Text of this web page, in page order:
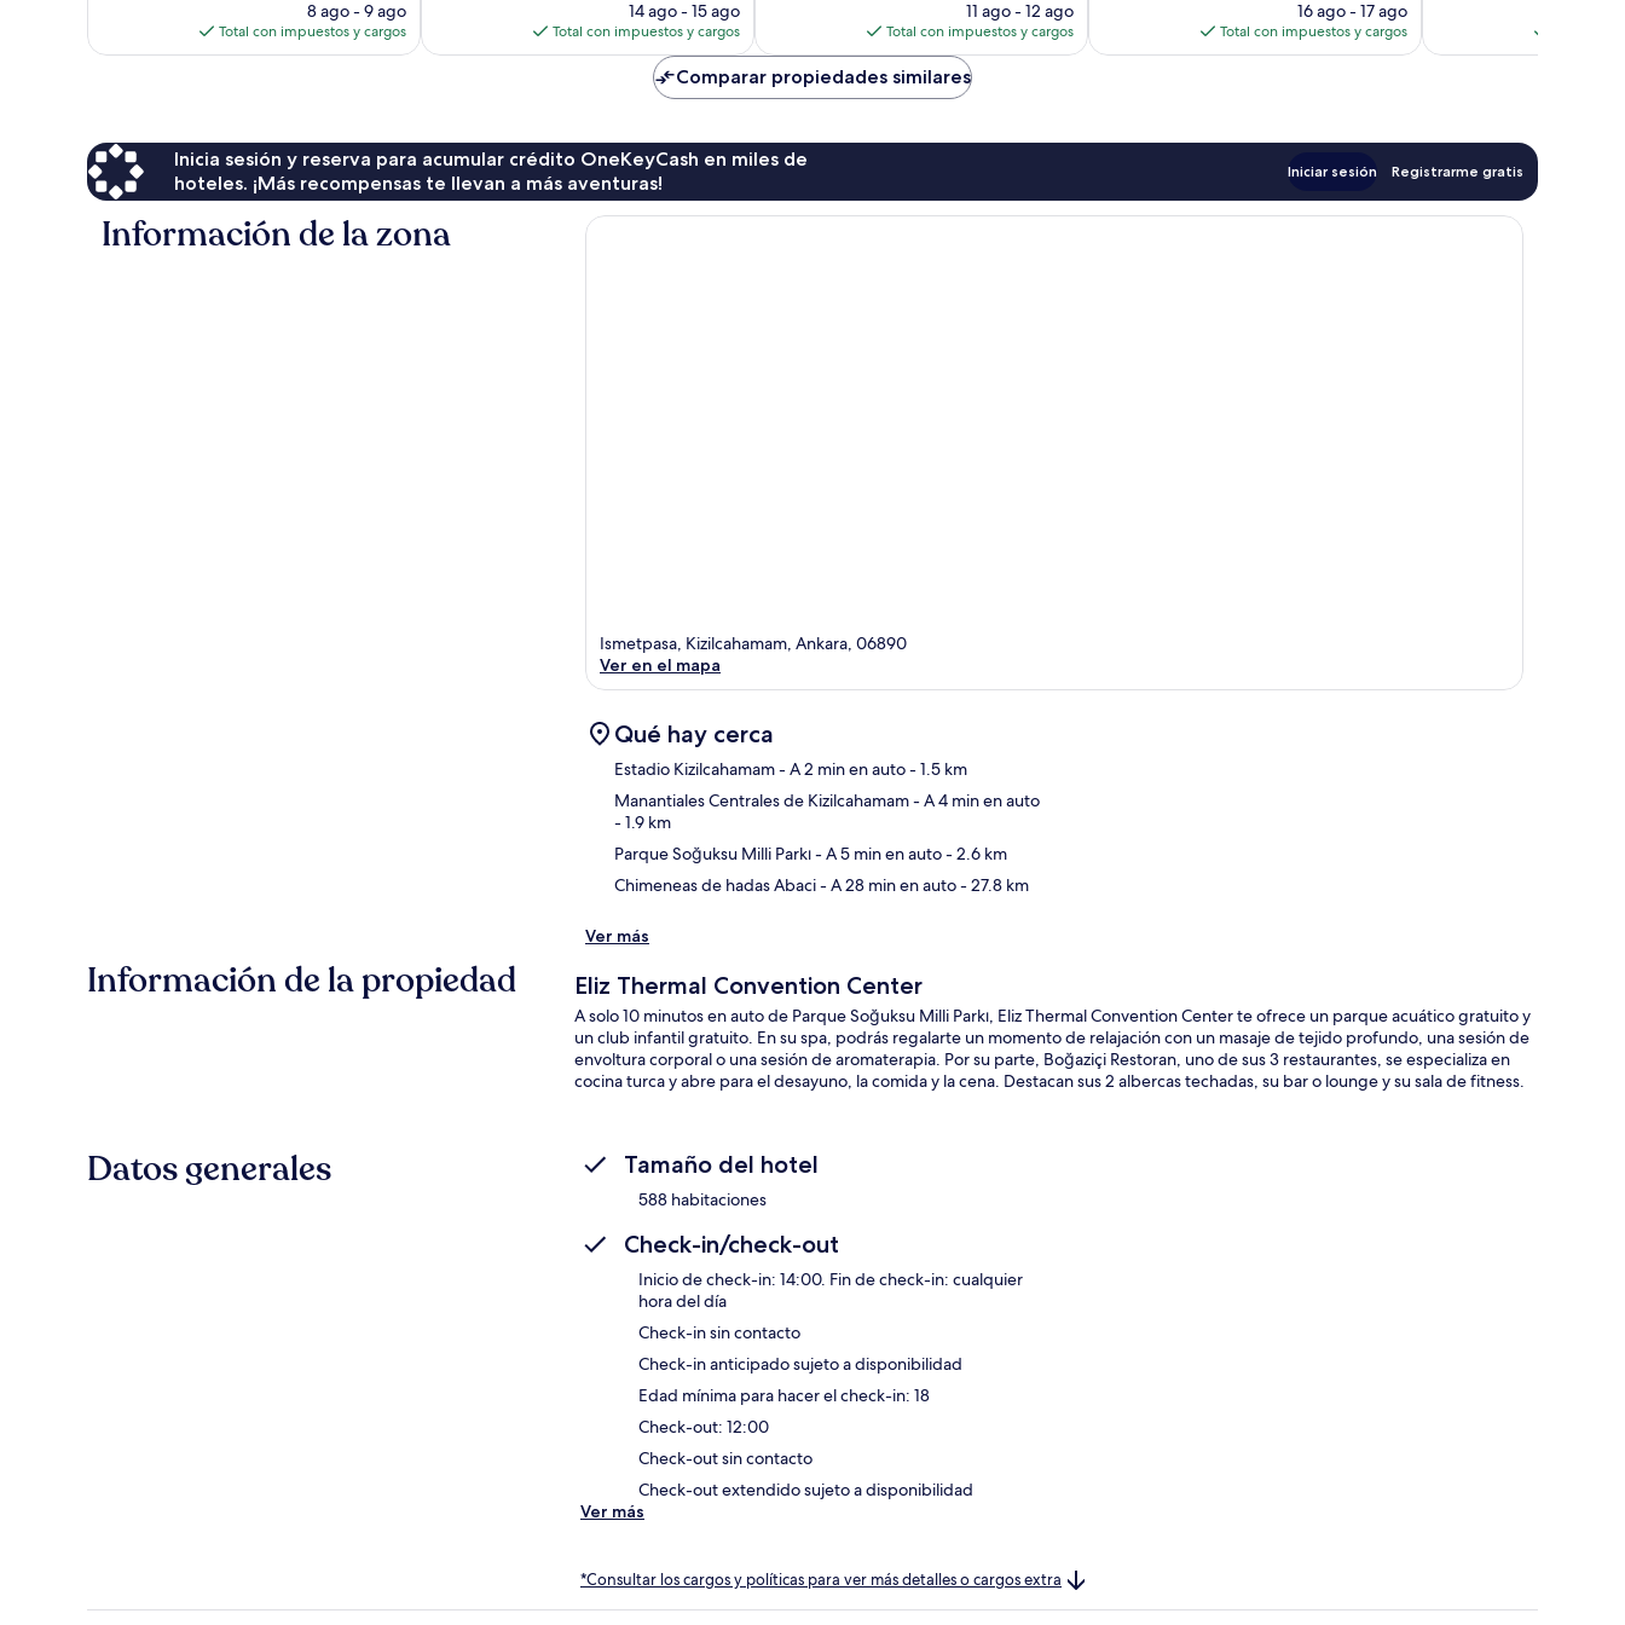
precio
actual
es
8 ago - 9 ago
Total con impuestos y cargos
precio
actual
es
14 ago - 15 ago
Total con impuestos y cargos
precio
actual
es
de
$103
11 ago - 12 ago
Total con impuestos y cargos
precio
actual
es
16 ago - 17 ago
Total con impuestos y cargos
Comparar propiedades similares
Inicia sesión y reserva para acumular crédito OneKeyCash en miles de
hoteles. ¡Más recompensas te llevan a más aventuras!
Iniciar sesión Registrarme gratis
Información de la zona
Ismetpasa, Kizilcahamam, Ankara, 06890
Ver en el mapa
Qué hay cerca
Estadio Kizilcahamam- A 2 min en auto- 1.5 km
Manantiales Centrales de Kizilcahamam- A 4 min en auto
- 1.9 km
Parque Soğuksu Milli Parkı- A 5 min en auto- 2.6 km
Chimeneas de hadas Abaci- A 28 min en auto- 27.8 km
Ver más
Información de la propiedad Eliz Thermal Convention Center
A solo 10 minutos en auto de Parque Soğuksu Milli Parkı, Eliz Thermal Convention Center te ofrece un parque acuático gratuito y
un club infantil gratuito. En su spa, podrás regalarte un momento de relajación con un masaje de tejido profundo, una sesión de
envoltura corporal o una sesión de aromaterapia. Por su parte, Boğaziçi Restoran, uno de sus 3 restaurantes, se especializa en
cocina turca y abre para el desayuno, la comida y la cena. Destacan sus 2 albercas techadas, su bar o lounge y su sala de fitness.
Datos generales Tamaño del hotel
588 habitaciones
Check-in/check-out
Inicio de check-in: 14:00. Fin de check-in: cualquier
hora del día
Check-in sin contacto
Check-in anticipado sujeto a disponibilidad
Edad mínima para hacer el check-in: 18
Check-out: 12:00
Check-out sin contacto
Check-out extendido sujeto a disponibilidad
Ver más
*Consultar los cargos y políticas para ver más detalles o cargos extra